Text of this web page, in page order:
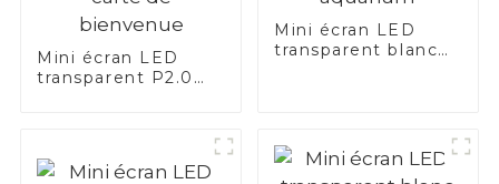
Mini écran LED
transparent P2.0
carte de bienvenue
Mini écran LED
transparent blanc